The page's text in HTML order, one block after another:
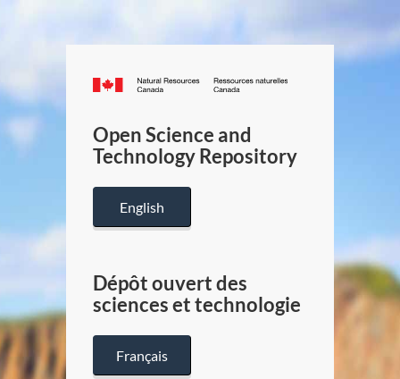
Canada.ca
/
Canada
Open Science and
Technology Repository
English
Dépôt ouvert des
sciences et technologie
Français